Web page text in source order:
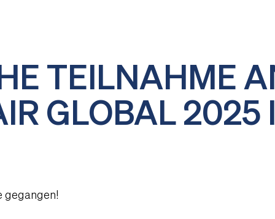
TEILNAHME
GLOBAL 2025
gegangen!